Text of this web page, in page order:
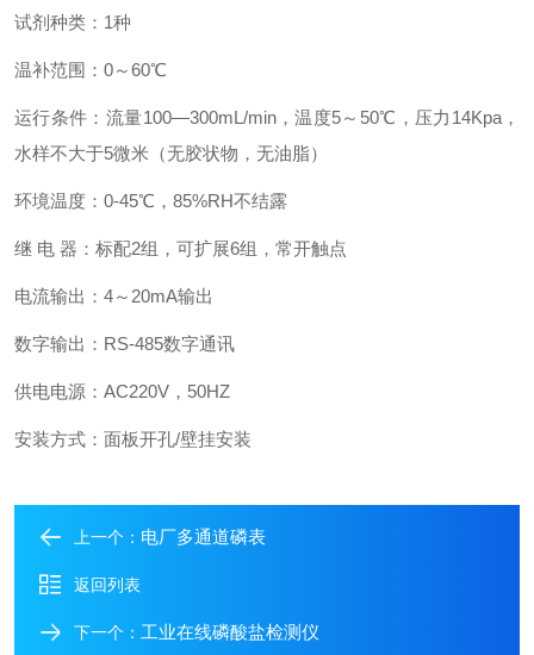
试剂种类：1种
温补范围：0～60℃
运行条件：流量100—300mL/min，温度5～50℃，压力14Kpa，
水样不大于5微米（无胶状物，无油脂）
环境温度：0-45℃，85%RH不结露
继 电 器：标配2组，可扩展6组，常开触点
电流输出：4～20mA输出
数字输出：RS-485数字通讯
供电电源：AC220V，50HZ
安装方式：面板开孔/壁挂安装
上一个： 电厂多通道磷表
返回列表
下一个： 工业在线磷酸盐检测仪